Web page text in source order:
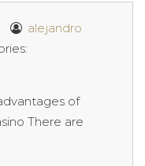
alejandro
of
There are